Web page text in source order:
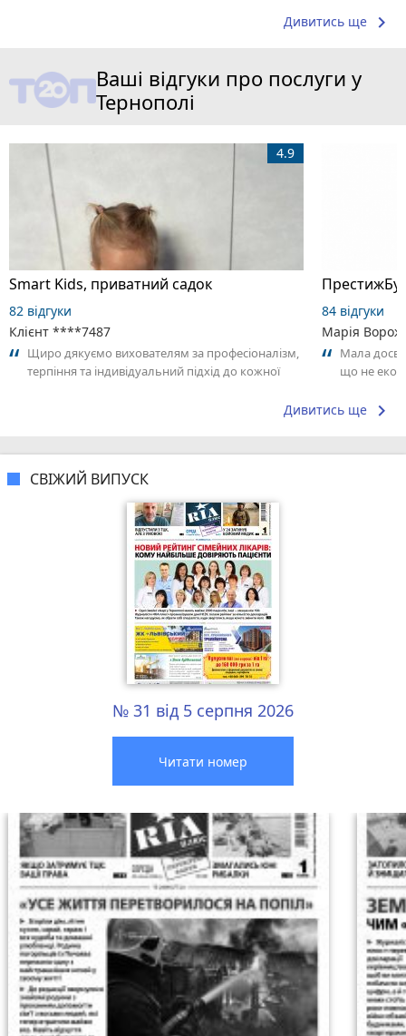
Дивитись ще keyboard_arrow_right
Ваші відгуки про послуги у
Тернополі
Smart Kids, приватний садок
4.9
82 відгуки
Клієнт ****7487
Щиро дякуємо вихователям за професіоналізм,
терпіння та індивідуальний підхід до кожної
84 відгуки
Марія
Мала
що не
Дивитись ще keyboard_arrow_right
СВІЖИЙ ВИПУСК
№ 31 від 5 серпня 2026
Читати номер